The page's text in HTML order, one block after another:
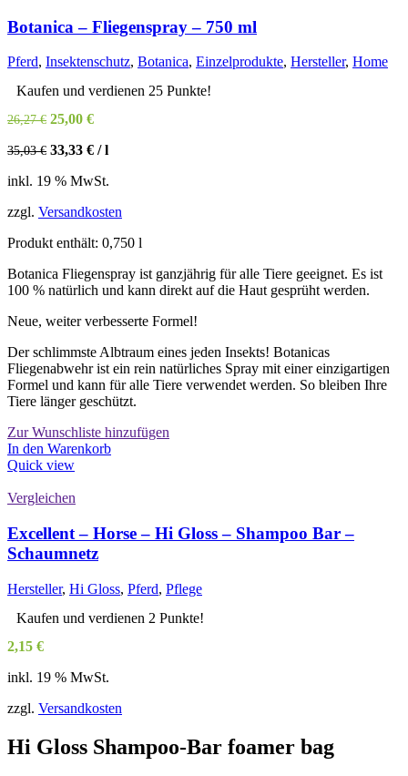
Produktseite
werden
Botanica – Fliegenspray – 750 ml
Pferd, Insektenschutz, Botanica, Einzelprodukte, Hersteller, Home
Kaufen und verdienen 25 Punkte!
26,27€ Ursprünglicher
war:
25,00 €Aktueller
ist:
35,03€ 33,33 € /l
inkl. 19 % MwSt.
zzgl. Versandkosten
Produkt enthält: 0,750 l
Botanica Fliegenspray ist ganzjährig für alle Tiere geeignet. Es ist
100 % natürlich und kann direkt auf die Haut gesprüht werden.
Neue, weiter verbesserte Formel!
Der schlimmste Albtraum eines jeden Insekts! Botanicas
Fliegenabwehr ist ein rein natürliches Spray mit einer einzigartigen
Formel und kann für alle Tiere verwendet werden. So bleiben Ihre
Tiere länger geschützt.
Zur Wunschliste hinzufügen
In den Warenkorb
Quick view
Vergleichen
Excellent – Horse – Hi Gloss – Shampoo Bar –
Schaumnetz
Hersteller, Hi Gloss, Pferd, Pflege
Kaufen und verdienen 2 Punkte!
2,15 €
inkl. 19 % MwSt.
zzgl. Versandkosten
Hi Gloss Shampoo-Bar foamer bag